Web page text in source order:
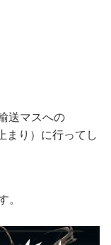
送マスへの
まり）に行ってし
。